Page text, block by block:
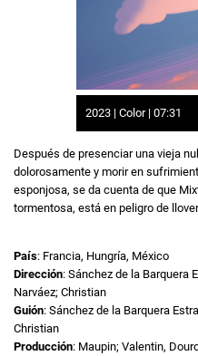
2023 | Color | 07:31
Después de presenciar una vieja
dolorosamente y morir en
esponjosa, se da cuenta de que
tormentosa, está en peligro de
País: Francia, Hungría, México
Dirección: Sánchez de la Barquera
Narváez; Christian
Guión: Sánchez de la Barquera
Christian
Producción: Maupin; Valentin,